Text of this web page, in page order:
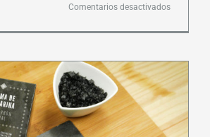
Comentarios desactivadosen
de
Espuma
de
Sal
con
Tomate